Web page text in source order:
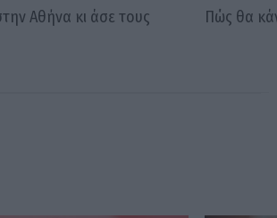
Αθήνα κι άσε τους
Πώς θα